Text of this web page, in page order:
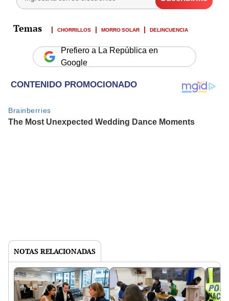
CHORRILLOS MORRO SOLAR DELINCUENCIA
Prefiero a La República en
Google
NOTAS RELACIONADAS